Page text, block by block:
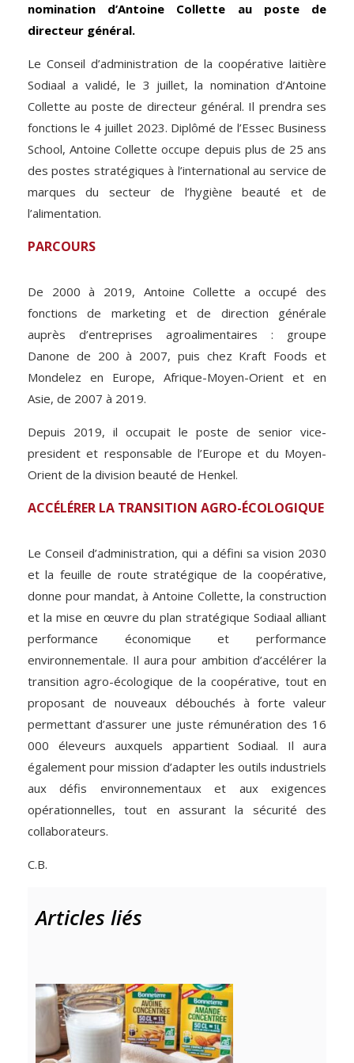
nomination d’Antoine Collette au poste de
directeur général.
Le Conseil d’administration de la coopérative laitière
Sodiaal a validé, le 3 juillet, la nomination d’Antoine
Collette au poste de directeur général. Il prendra ses
fonctions le 4 juillet 2023. Diplômé de l’Essec Business
School, Antoine Collette occupe depuis plus de 25 ans
des postes stratégiques à l’international au service de
marques du secteur de l’hygiène beauté et de
l’alimentation.
PARCOURS
De 2000 à 2019, Antoine Collette a occupé des
fonctions de marketing et de direction générale
auprès d’entreprises agroalimentaires : groupe
Danone de 200 à 2007, puis chez Kraft Foods et
Mondelez en Europe, Afrique-Moyen-Orient et en
Asie, de 2007 à 2019.
Depuis 2019, il occupait le poste de senior vice-
president et responsable de l’Europe et du Moyen-
Orient de la division beauté de Henkel.
ACCÉLÉRER LA TRANSITION AGRO-ÉCOLOGIQUE
Le Conseil d’administration, qui a défini sa vision 2030
et la feuille de route stratégique de la coopérative,
donne pour mandat, à Antoine Collette, la construction
et la mise en œuvre du plan stratégique Sodiaal alliant
performance économique et performance
environnementale. Il aura pour ambition d’accélérer la
transition agro-écologique de la coopérative, tout en
proposant de nouveaux débouchés à forte valeur
permettant d’assurer une juste rémunération des 16
000 éleveurs auxquels appartient Sodiaal. Il aura
également pour mission d’adapter les outils industriels
aux défis environnementaux et aux exigences
opérationnelles, tout en assurant la sécurité des
collaborateurs.
C.B.
Articles liés